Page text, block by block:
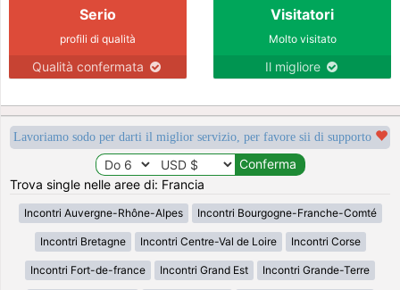
Serio
profili di qualità
Qualità confermata
Visitatori
Molto visitato
Il migliore
Lavoriamo sodo per darti il miglior servizio, per favore sii di supporto
Trova single nelle aree di: Francia
Incontri Auvergne-Rhône-Alpes Incontri Bourgogne-Franche-Comté
Incontri Bretagne Incontri Centre-Val de Loire Incontri Corse
Incontri Fort-de-france Incontri Grand Est Incontri Grande-Terre